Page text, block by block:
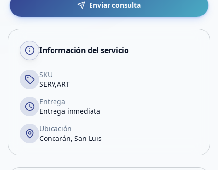
Enviar consulta
Información del servicio
SKU
SERV,ART
Entrega
Entrega inmediata
Ubicación
Concarán, San Luis